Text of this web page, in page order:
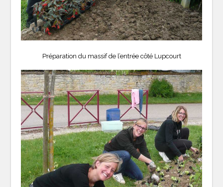
Préparation du massif de l’entrée côté Lupcourt